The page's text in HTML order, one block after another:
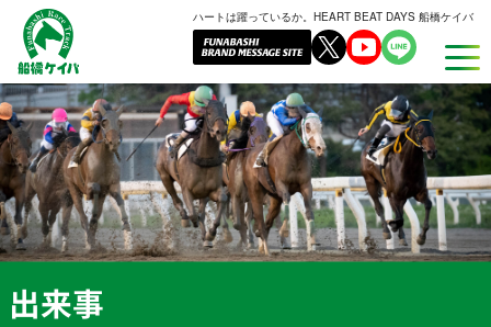
船
橋
ケ
イ
バ
ハートは躍っているか。HEART BEAT DAYS 船橋ケイバ
出来事